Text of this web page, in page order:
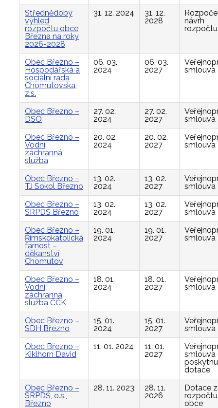
Střednědobý
výhled
rozpočtu obce
Března na roky
2026-2028
31. 12. 2024
31. 12.
2028
návrh
rozpočtu
Obec Březno –
Hospodářská a
sociální rada
Chomutovska,
z.s.
06. 03.
2024
06. 03.
2027
smlouva
Obec Březno –
DSO
27. 02.
2024
27. 02.
2027
smlouva
Obec Březno –
Vodní
záchranná
služba
20. 02.
2024
20. 02.
2027
smlouva
Obec Březno –
TJ Sokol Březno
13. 02.
2024
13. 02.
2027
smlouva
Obec Březno –
SRPDŠ Březno
13. 02.
2024
13. 02.
2027
smlouva
Obec Březno –
Římskokatolická
farnost –
děkanství
Chomutov
19. 01.
2024
19. 01.
2027
smlouva
Obec Březno –
Vodní
záchranná
služba ČČK
18. 01.
2024
18. 01.
2027
smlouva
Obec Březno –
SDH Březno
15. 01.
2024
15. 01.
2027
smlouva
Obec Březno –
Kiklhorn David
11. 01. 2024
11. 01.
2027
smlouva
dotace
Obec Březno –
SRPDŠ, o.s.,
Březno
28. 11. 2023
28. 11.
2026
Dotace z
rozpočtu
obce